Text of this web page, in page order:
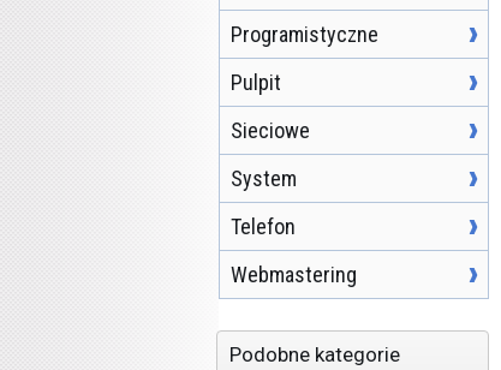
Programistyczne
Pulpit
Sieciowe
System
Telefon
Webmastering
Podobne kategorie